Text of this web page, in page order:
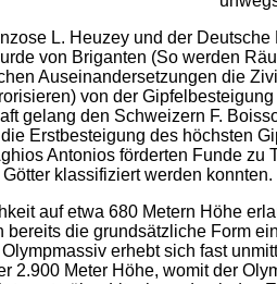
L. Heuzey und der
von Briganten (So werden
Auseinandersetzungen die
von der
gelang den Schweizern F.
Erstbesteigung des höchsten
Antonios förderten Funde zu
klassifiziert werden konnten.
auf etwa 680 Metern Höhe
die grundsätzliche Form
erhebt sich fast
2.900 Meter Höhe, womit der